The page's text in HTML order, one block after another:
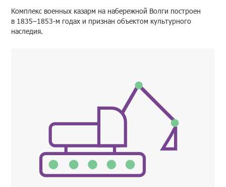
Комплекс военных казарм на набережной Волги построен
в 1835–1853-м годах и признан объектом культурного
наследия.